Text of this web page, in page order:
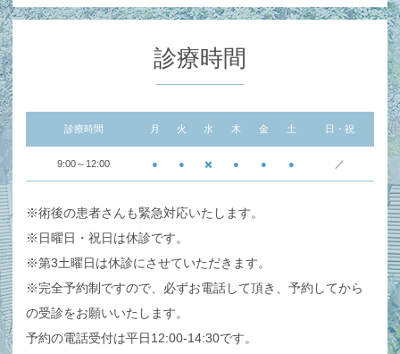
診療時間
診療時間 月 火 水 木 金 土 日・祝
9:00～12:00 ● ● ✖️ ● ● ● ／
※術後の患者さんも緊急対応いたします。
※日曜日・祝日は休診です。
※第3土曜日は休診にさせていただきます。
※完全予約制ですので、必ずお電話して頂き、予約してから
の受診をお願いいたします。
予約の電話受付は平日12:00-14:30です。